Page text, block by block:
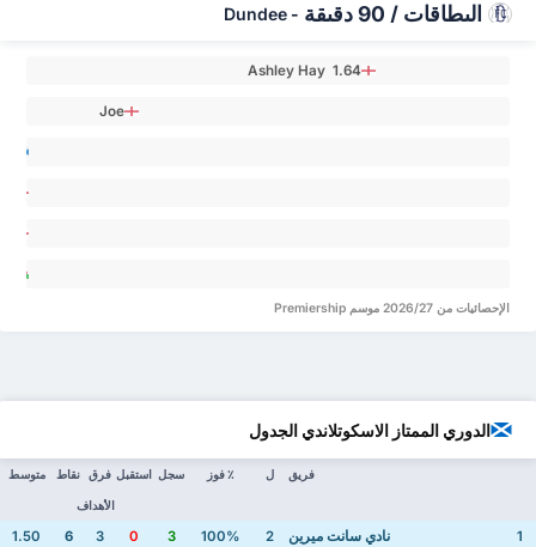
البطاقات / 90 دقيقة -
Dundee
Ashley Hay 1.64
Joe
الإحصائيات من 2026/27 موسم Premiership
الدوري الممتاز الاسكوتلاندي الجدول
فريق ل ٪ فوز سجل استقبل فرق
الأهداف
نقاط متوسط
1 نادي سانت ميرين 2
100%
3
0
3
6
1.50